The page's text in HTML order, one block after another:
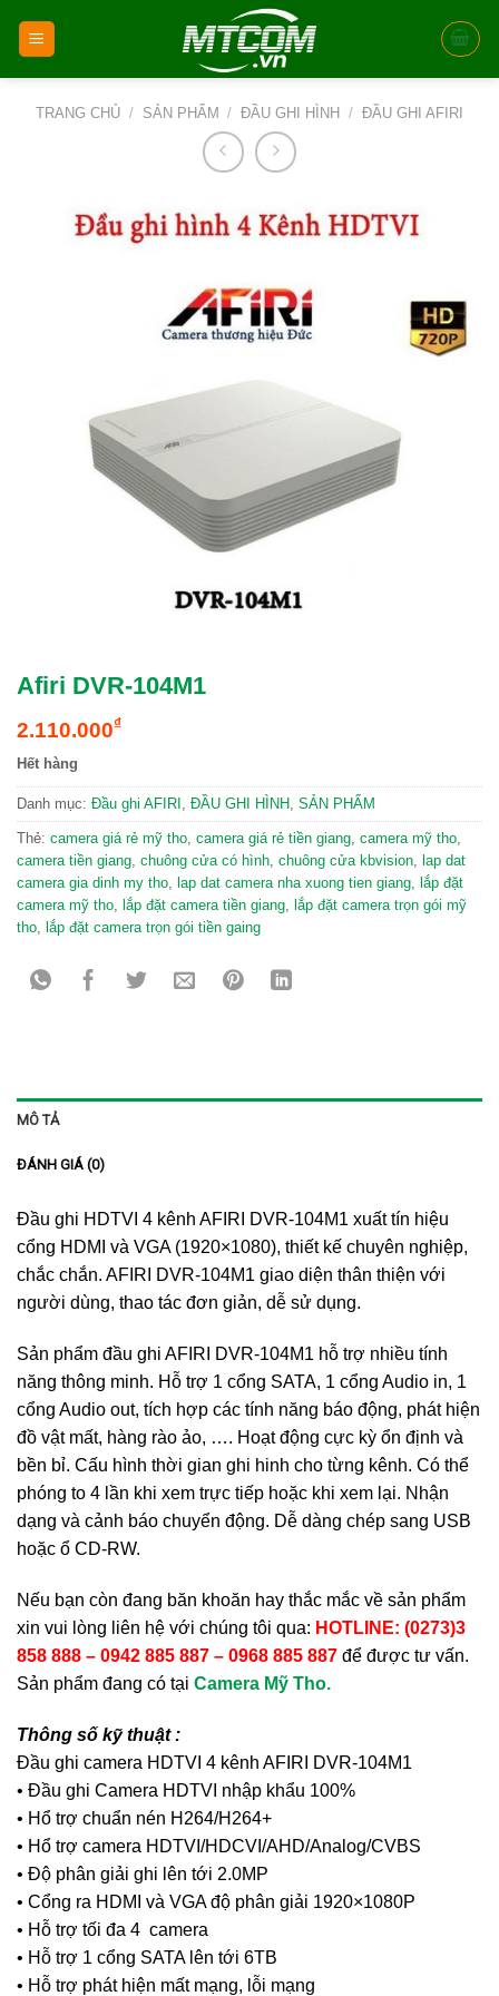
TRANG CHỦ / SẢN PHẨM / ĐẦU GHI HÌNH / ĐẦU GHI AFIRI
Afiri DVR-104M1
2.110.000₫
Hết hàng
Danh mục: Đầu ghi AFIRI , ĐẦU GHI HÌNH, SẢN PHẨM
Thẻ: camera giá rẻ mỹ tho, camera giá rẻ tiền giang, camera mỹ tho,
camera tiền giang, chuông cửa có hình, chuông cửa kbvision, lap dat
camera gia dinh my tho, lap dat camera nha xuong tien giang, lắp đặt
camera mỹ tho, lắp đặt camera tiền giang, lắp đặt camera trọn gói mỹ
tho, lắp đặt camera trọn gói tiền gaing
MÔ TẢ
ĐÁNH GIÁ (0)
Đầu ghi HDTVI 4 kênh AFIRI DVR-104M1 xuất tín hiệu
cổng HDMI và VGA (1920×1080), thiết kế chuyên nghiệp,
chắc chắn. AFIRI DVR-104M1 giao diện thân thiện với
người dùng, thao tác đơn giản, dễ sử dụng.
Sản phẩm đầu ghi AFIRI DVR-104M1 hỗ trợ nhiều tính
năng thông minh. Hỗ trợ 1 cổng SATA, 1 cổng Audio in, 1
cổng Audio out, tích hợp các tính năng báo động, phát hiện
đồ vật mất, hàng rào ảo, …. Hoạt động cực kỳ ổn định và
bền bỉ. Cấu hình thời gian ghi hinh cho từng kênh. Có thể
phóng to 4 lần khi xem trực tiếp hoặc khi xem lại. Nhận
dạng và cảnh báo chuyển động. Dễ dàng chép sang USB
hoặc ổ CD-RW.
Nếu bạn còn đang băn khoăn hay thắc mắc về sản phẩm
xin vui lòng liên hệ với chúng tôi qua: HOTLINE: (0273)3
858 888 – 0942 885 887 – 0968 885 887 để được tư vấn.
Sản phẩm đang có tại Camera Mỹ Tho.
Thông số kỹ thuật :
Đầu ghi camera HDTVI 4 kênh AFIRI DVR-104M1
• Đầu ghi Camera HDTVI nhập khẩu 100%
• Hổ trợ chuẩn nén H264/H264+
• Hổ trợ camera HDTVI/HDCVI/AHD/Analog/CVBS
• Độ phân giải ghi lên tới 2.0MP
• Cổng ra HDMI và VGA độ phân giải 1920×1080P
• Hỗ trợ tối đa 4 camera
• Hỗ trợ 1 cổng SATA lên tới 6TB
• Hỗ trợ phát hiện mất mạng, lỗi mạng